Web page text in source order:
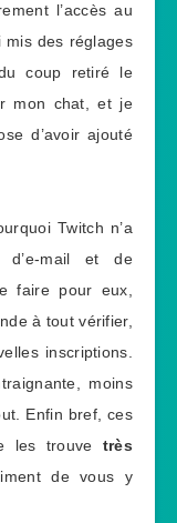
l’accès au
mis des réglages
coup retiré le
mon chat, et je
d’avoir ajouté
Twitch n’a
d’e-mail et de
faire pour eux,
à tout vérifier,
inscriptions.
moins
Enfin bref, ces
les trouve très
de vous y